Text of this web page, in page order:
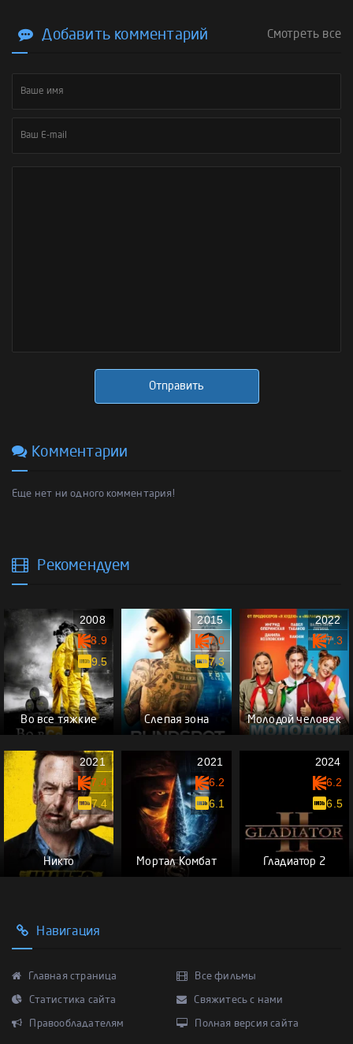
Добавить комментарий Смотреть все
Отправить
Комментарии
Еще нет ни одного комментария!
Рекомендуем
Во все тяжкие
2008
8.9
9.5
Слепая зона
2015
7.0
7.3
Молодой человек
2022
7.3
Никто
2021
7.4
7.4
Мортал Комбат
2021
6.2
6.1
Гладиатор 2
2024
6.2
6.5
Навигация
Главная страница Все фильмы
Статистика сайта Свяжитесь с нами
Правообладателям Полная версия сайта